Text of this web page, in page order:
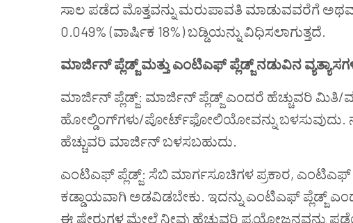
ಸಾಲ ಪಡೆದ ಮೊತ್ತವನ್ನು ಮರುಪಾವತಿ ಮಾಡುವವರೆಗೆ
0.049% (ವಾರ್ಷಿಕ 18%)ಬಡ್ಡಿಯನ್ನು ವಿಧಿಸಲಾಗುತ್ತದೆ.
ಮಾರ್ಜಿನ್ ಪ್ಲೆಡ್ಜ್ ಮತ್ತು ಎಂಟಿಎಫ್‌ಪ್ಲೆಡ್ಜ್ ನಡುವಿನ
ಮಾರ್ಜಿನ್ ಪ್ಲೆಡ್ಜ್: ಮಾರ್ಜಿನ್ ಪ್ಲೆಡ್ಜ್ ಎಂದರೆ ಹೆಚ್ಚುವರಿ ಮಿತಿ/
ಹೋಲ್ಡಿಂಗ್‌ಗಳು/ಪೋರ್ಟ್‌ಫೋಲಿಯೋವನ್ನು ಬಳಸುವುದು.
ಹೆಚ್ಚುವರಿ ಮಾರ್ಜಿನ್ ಬಳಸಬಹುದು.
ಎಂಟಿಎಫ್‌ ಪ್ಲೆಡ್ಜ್: ಸೆಬಿ ಮಾರ್ಗಸೂಚಿಗಳ ಪ್ರಕಾರ, ಎಂಟಿಎಫ್‌
ಕಡ್ಡಾಯವಾಗಿ ಅಡವಿಡಬೇಕು. ಇದನ್ನು ಎಂಟಿಎಫ್‌ ಪ್ಲೆಡ್ಜ್
ಈ ಷೇರುಗಳ ಮೇಲೆ ನೀವು ಹೆಚ್ಚುವರಿ ಪ್ರಯೋಜನವನ್ನು